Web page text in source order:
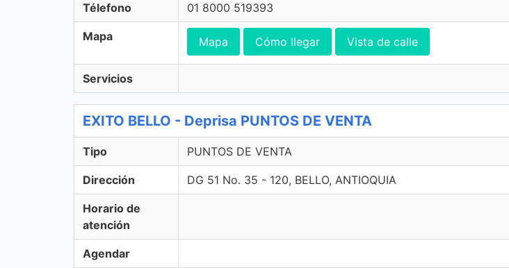
Télefono 01 8000 519393
Mapa Mapa Cómo llegar Vista de calle
Servicios
EXITO BELLO - Deprisa PUNTOS DE VENTA
Tipo PUNTOS DE VENTA
Dirección DG 51 No. 35 - 120, BELLO, ANTIOQUIA
Horario de
atención
Agendar